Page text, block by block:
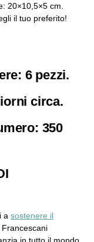
20×10,5×5 cm.
il tuo preferito!
6 pezzi.
circa.
350
a sostenere il
Francescani